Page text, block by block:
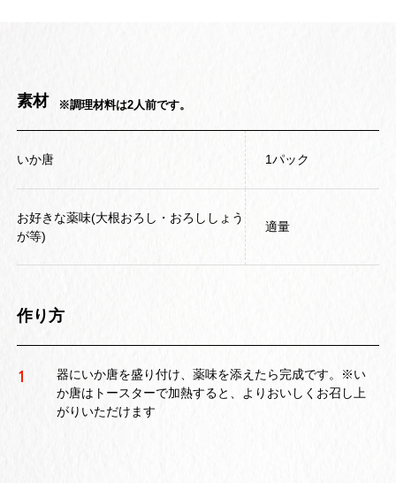
素材 ※調理材料は2人前です。
いか唐 1パック
お好きな薬味(大根おろし・おろししょう
が等)
適量
作り方
1
器にいか唐を盛り付け、薬味を添えたら完成です。※い
か唐はトースターで加熱すると、よりおいしくお召し上
がりいただけます